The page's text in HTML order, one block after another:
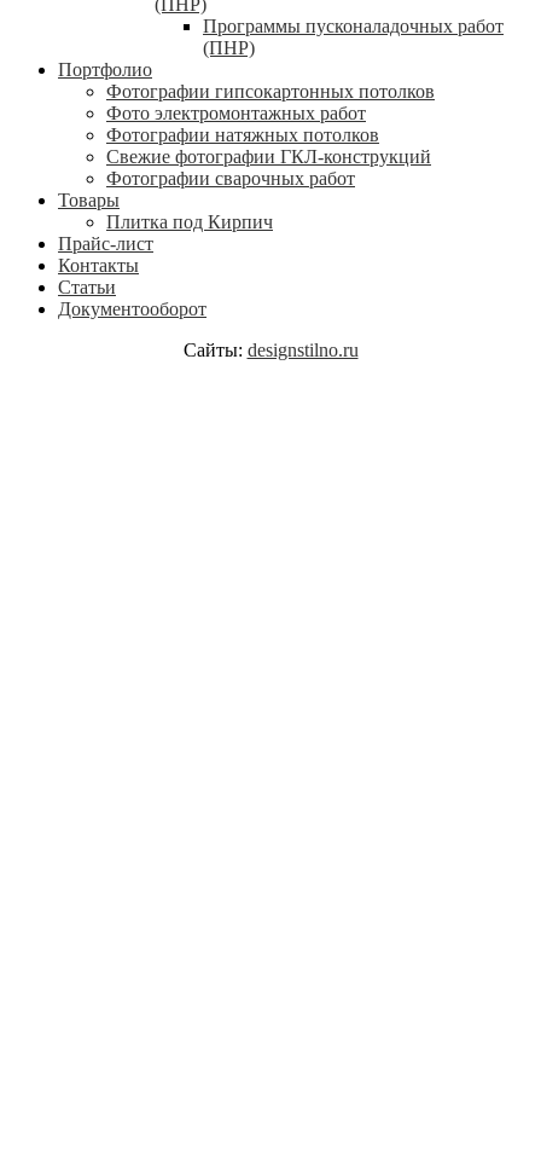
Программы пусконаладочных работ
(ПНР)
Портфолио
Фотографии гипсокартонных потолков
Фото электромонтажных работ
Фотографии натяжных потолков
Свежие фотографии ГКЛ-конструкций
Фотографии сварочных работ
Товары
Плитка под Кирпич
Прайс-лист
Контакты
Статьи
Документооборот
Сайты: designstilno.ru